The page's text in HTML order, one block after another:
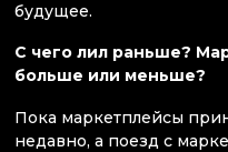
будущее.
С чего лил раньше?
больше или меньше?
Пока маркетплейсы
недавно, а поезд с